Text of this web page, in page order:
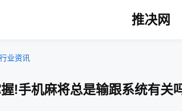
推决网
行业资讯
!手机麻将总是输跟系统有关